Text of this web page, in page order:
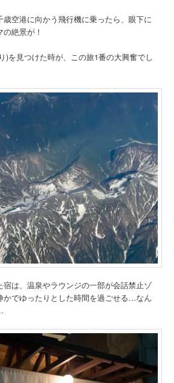
空港に向かう飛行機に乗ったら、眼下に
絶景が！
)を見つけた時が、この旅1番の大興奮でし
宿は、温泉やラウンジの一部が会話禁止ゾ
かでゆったりとした時間を過ごせる…なん